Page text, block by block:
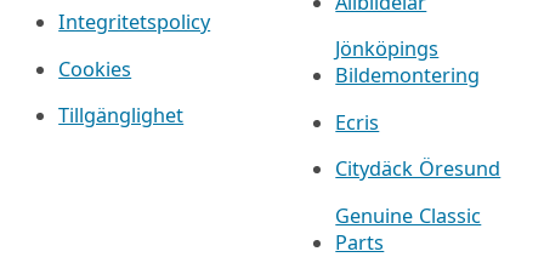
Integritetspolicy
Cookies
Tillgänglighet
Jönköpings
Bildemontering
Ecris
Citydäck Öresund
Genuine Classic
Parts